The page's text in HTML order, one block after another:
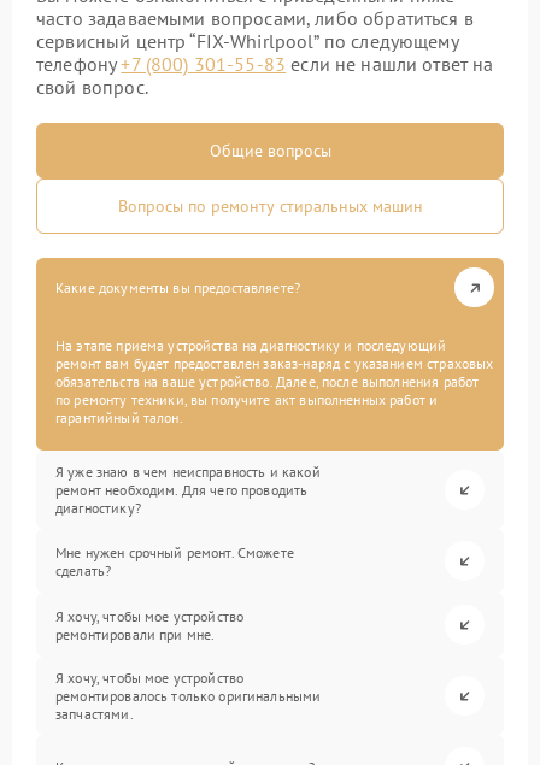
часто задаваемыми вопросами, либо обратиться в
сервисный центр “FIX-Whirlpool” по следующему
телефону+7 (800) 301-55-83 если не нашли ответ на
свой вопрос.
Общие вопросы
Вопросы по ремонту стиральных машин
Какие документы вы предоставляете?
На этапе приема устройства на диагностику и последующий
ремонт вам будет предоставлен заказ-наряд с указанием страховых
обязательств на ваше устройство. Далее, после выполнения работ
по ремонту техники, вы получите акт выполненных работ и
гарантийный талон.
Я уже знаю в чем неисправность и какой
ремонт необходим. Для чего проводить
диагностику?
Мне нужен срочный ремонт. Сможете
сделать?
Я хочу, чтобы мое устройство
ремонтировали при мне.
Я хочу, чтобы мое устройство
ремонтировалось только оригинальными
запчастями.